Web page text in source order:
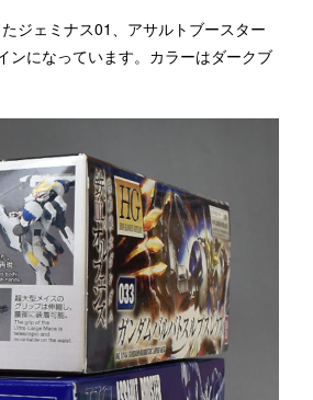
ジェミナス01、アサルトブースター
ンになっています。カラーはダークブ